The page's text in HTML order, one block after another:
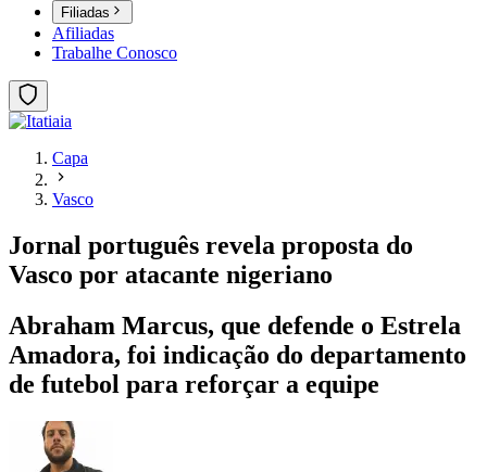
Filiadas
Afiliadas
Trabalhe Conosco
Capa
Vasco
Jornal português revela proposta do
Vasco por atacante nigeriano
Abraham Marcus, que defende o Estrela
Amadora, foi indicação do departamento
de futebol para reforçar a equipe